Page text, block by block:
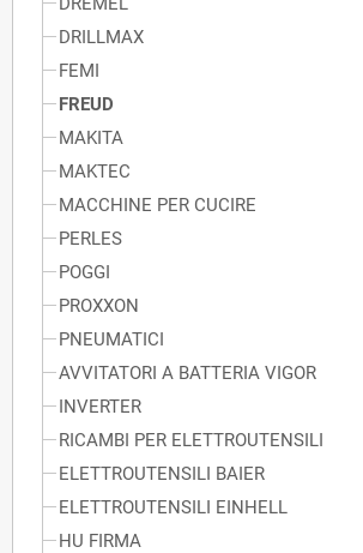
DRILLMAX
FEMI
FREUD
MAKITA
MAKTEC
MACCHINE PER CUCIRE
PERLES
POGGI
PROXXON
PNEUMATICI
AVVITATORI A BATTERIA VIGOR
INVERTER
RICAMBI PER ELETTROUTENSILI
ELETTROUTENSILI BAIER
ELETTROUTENSILI EINHELL
HU FIRMA